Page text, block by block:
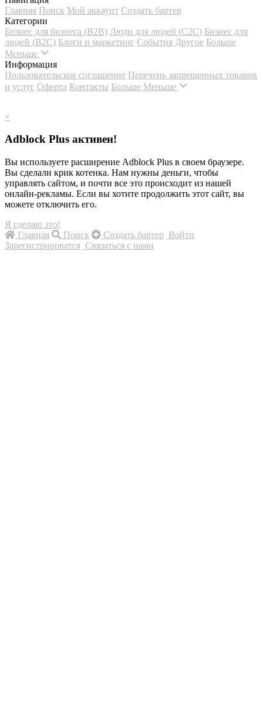
Главная Поиск Мой аккаунт Создать бартер
Категории
Бизнес для бизнеса (B2B) Люди для людей (С2С) Бизнес для
людей (B2C) Блоги и маркетинг События Другое Больше
Меньше
Информация
Пользовательское соглашение Перечень запрещенных товаров
и услуг Оферта Контакты Больше Меньше
×
Adblock Plus активен!
Вы используете расширение Adblock Plus в своем браузере.
Вы сделали крик котенка. Нам нужны деньги, чтобы
управлять сайтом, и почти все это происходит из нашей
онлайн-рекламы. Если вы хотите продолжить этот сайт, вы
можете отключить его.
Я сделаю это!
Главная
Поиск Создать бартер Войти
Зарегистрироватся Связаться с нами